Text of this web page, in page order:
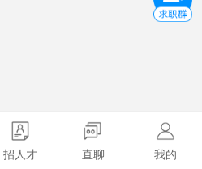
招人才 直聊 我的